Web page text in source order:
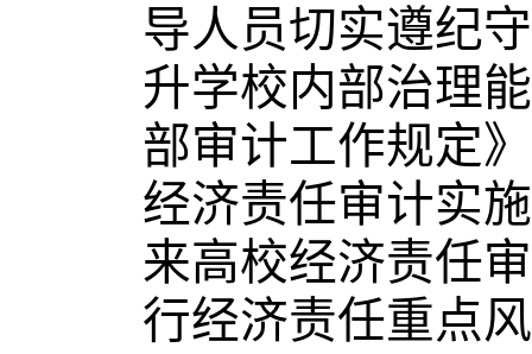
导人员切实遵纪
升学校内部治理
部审计工作规定
经济责任审计实
来高校经济责任
行经济责任重点